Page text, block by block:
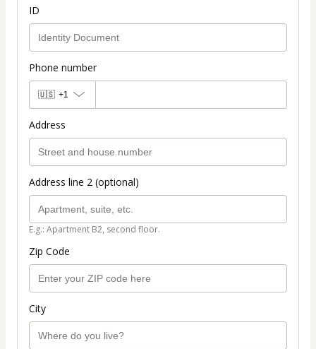
ID
Phone number
🇺🇸 +1
Address
Address line 2 (optional)
E.g.: Apartment B2, second floor.
Zip Code
City